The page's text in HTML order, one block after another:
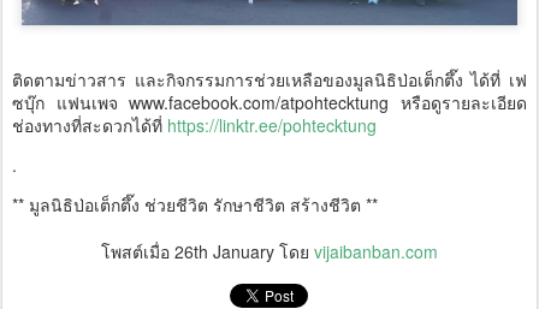
ติดตามข่าวสาร และกิจกรรมการช่วยเหลือของมูลนิธิป่อเต็กตึ๊ง ได้ที่ เฟ
ซบุ๊ก แฟนเพจ www.facebook.com/atpohtecktung หรือดูรายละเอียด
ช่องทางที่สะดวกได้ที่ https://linktr.ee/pohtecktung
.
** มูลนิธิป่อเต็กตึ๊ง ช่วยชีวิต รักษาชีวิต สร้างชีวิต **
โพสต์เมื่อ 26th January โดย vijaibanban.com